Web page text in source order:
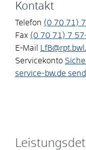
Kontakt
Telefon (0 70 71) 7
Fax (0 70 71) 7
E-Mail
Servicekonto
service-bw.de